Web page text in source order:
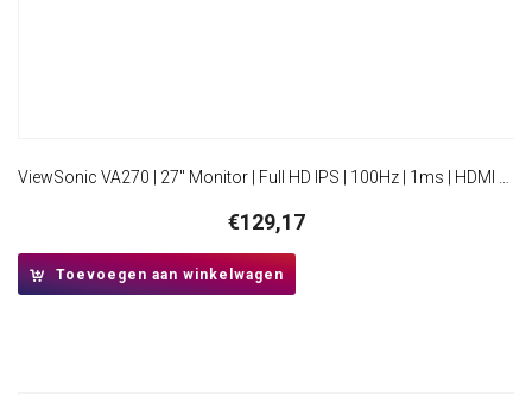
€129,17
Toevoegen aan winkelwagen